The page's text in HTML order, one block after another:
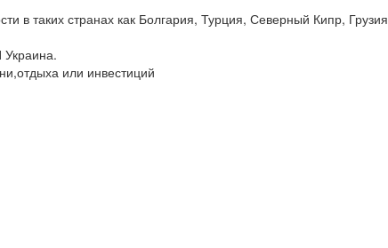
в таких странах как Болгария, Турция, Северный Кипр, Грузия
или инвестиций